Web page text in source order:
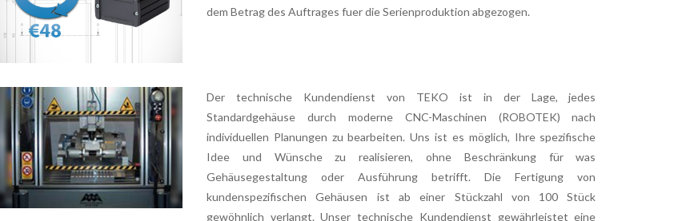
dem Betrag des Auftrages fuer die Serienproduktion abgezogen.
Der technische Kundendienst von TEKO ist in der Lage, jedes
Standardgehäuse durch moderne CNC-Maschinen (ROBOTEK) nach
individuellen Planungen zu bearbeiten. Uns ist es möglich, Ihre spezifische
Idee und Wünsche zu realisieren, ohne Beschränkung für was
Gehäusegestaltung oder Ausführung betrifft. Die Fertigung von
kundenspezifischen Gehäusen ist ab einer Stückzahl von 100 Stück
gewöhnlich verlangt. Unser technische Kundendienst gewährleistet eine